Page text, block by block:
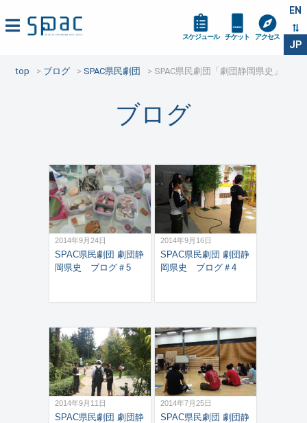
EN
JP
スケジュール チケット アクセス
top ブログ SPAC県民劇団 SPAC県民劇団「劇団静岡県史」
ブログ
2014年9月24日
SPAC県民劇団 劇団静
岡県史 ブログ＃5
2014年9月16日
SPAC県民劇団 劇団静
岡県史 ブログ＃4
2014年9月11日
SPAC県民劇団 劇団静
2014年7月25日
SPAC県民劇団 劇団静